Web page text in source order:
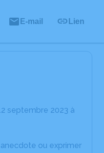
E-mail Lien
septembre 2023 à
ou exprimer